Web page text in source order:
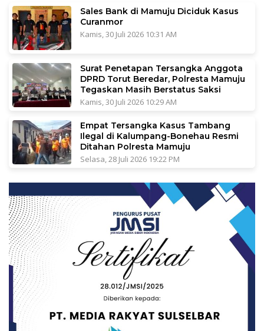
Sales Bank di Mamuju Diciduk Kasus
Curanmor
Kamis, 30 Juli 2026 10:31 AM
Surat Penetapan Tersangka Anggota
DPRD Torut Beredar, Polresta Mamuju
Tegaskan Masih Berstatus Saksi
Kamis, 30 Juli 2026 10:29 AM
Empat Tersangka Kasus Tambang
Ilegal di Kalumpang-Bonehau Resmi
Ditahan Polresta Mamuju
Selasa, 28 Juli 2026 19:22 PM